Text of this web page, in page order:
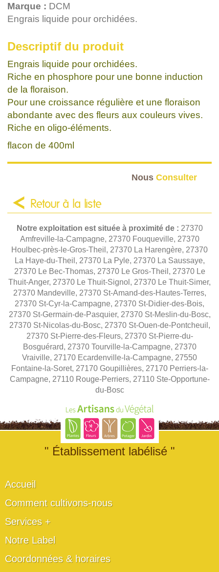
Marque : DCM
Engrais liquide pour orchidées.
Descriptif du produit
Engrais liquide pour orchidées.
Riche en phosphore pour une bonne induction
de la floraison.
Pour une croissance régulière et une floraison
abondante avec des fleurs aux couleurs vives.
Riche en oligo-éléments.
flacon de 400ml
Nous Consulter
Retour à la liste
Notre exploitation est située à proximité de : 27370
Amfreville-la-Campagne, 27370 Fouqueville, 27370
Houlbec-près-le-Gros-Theil, 27370 La Harengère, 27370
La Haye-du-Theil, 27370 La Pyle, 27370 La Saussaye,
27370 Le Bec-Thomas, 27370 Le Gros-Theil, 27370 Le
Thuit-Anger, 27370 Le Thuit-Signol, 27370 Le Thuit-Simer,
27370 Mandeville, 27370 St-Amand-des-Hautes-Terres,
27370 St-Cyr-la-Campagne, 27370 St-Didier-des-Bois,
27370 St-Germain-de-Pasquier, 27370 St-Meslin-du-Bosc,
27370 St-Nicolas-du-Bosc, 27370 St-Ouen-de-Pontcheuil,
27370 St-Pierre-des-Fleurs, 27370 St-Pierre-du-
Bosguérard, 27370 Tourville-la-Campagne, 27370
Vraiville, 27170 Ecardenville-la-Campagne, 27550
Fontaine-la-Soret, 27170 Goupillières, 27170 Perriers-la-
Campagne, 27110 Rouge-Perriers, 27110 Ste-Opportune-
du-Bosc
" Établissement labélisé "
Accueil
Comment cultivons-nous
Services +
Notre Label
Coordonnées & horaires